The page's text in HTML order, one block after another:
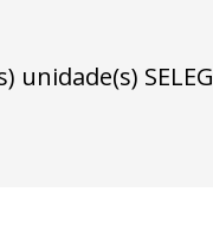
unidade(s) SELEG